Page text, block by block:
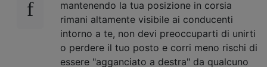
mantenendo la tua posizione in corsia
rimani altamente visibile ai conducenti
intorno a te, non devi preoccuparti di unirti
o perdere il tuo posto e corri meno rischi di
essere "agganciato a destra" da qualcuno